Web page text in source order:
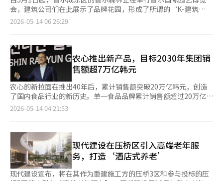
会，建筑公司们在此展示了品牌花园，形成了所谓的‘K-建筑
区’，吸引了市民的光临。过去以样板房为中心的建筑公司营销，
市民们像散步一样游览这个空间，20至30岁的游客们在各处拍
照。当天，草坪旁的空间中，除了GS建设，还有IPARK现代产业开
发、凯龙建设、大宇建设、湖畔建设等参与了‘K-建筑区’的建
设。 凯龙建设以红色大门和石墙花园吸引了眼球，大宇建设则展
示了以圆形结构为中心的‘筒仓(Silo)’花园。IPARK现代产业开
发在现有树木上悬挂了“在建造之前，先要想象”的标语，并利用
绣球花等进行景观布置。此外，还设置了座椅和休息区，让市民们
可以自然地休息。建筑品牌不仅仅是简单的销售宣传，而是扩展
引人注目的空间是GS建设的企业花园‘花园宰’。GS建设以‘伊
丽莎白森林(Elysian Forest)’为名，借鉴了济州的古榕林，尽量
保留了首尔森林的树木，密植了榉树和蕨类植物，展现了森林的深
邃感。在阴凉处安装了微细雾喷洒的‘UFB冷却雾系统’，让人感
受到仿佛置身于深林中的凉爽。 现场有员工驻守，提供空间策划
和商品。访客们表示：“在首尔森林散步时，自然地参观这个空
2026-05-14 06:26:29
农心推出新产品，目标2030年集团销
售额超7万亿韩元
农心的新拉面在推出40年后，累计销售额突破20万亿韩元，创造
了国内食品行业的新历史。单一食品品牌累计销售额超过20万亿韩
元，在国内方便面行业乃至整个食品产业中都是前所未有的成就。
体座谈会，发布了自1986年推出以来新拉面的成就和全球愿景。
新拉面于1986年10月以“让男人流泪的辣味”为宣传语推出，
1991年在国内市场夺得第一名，至今已保持35年的领先地位。目
前累计销售量约为425亿份。 赵永哲农心代表在座谈会上表
示：“累计销售额20万亿韩元不仅是简单的财务成就，更是与全球
2026-05-14 04:21:53
现代建设在压桥区引入高端老年服
务，打造‘酒店式养老’
现代建设宣布，将在其作为重建施工方的压桥3区和参与投标的压